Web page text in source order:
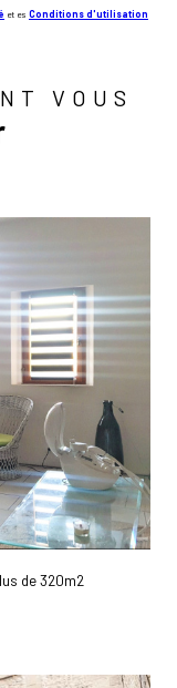
et es Conditions d'utilisation
VOUS
de 320m2